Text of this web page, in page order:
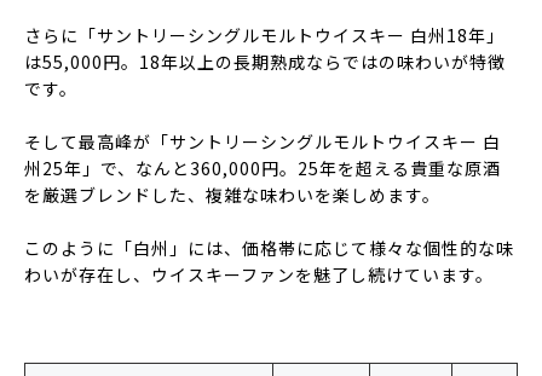
さらに「サントリーシングルモルトウイスキー 白州18年」
は55,000円。18年以上の長期熟成ならではの味わいが特徴
です。
そして最高峰が「サントリーシングルモルトウイスキー 白
州25年」で、なんと360,000円。25年を超える貴重な原酒
を厳選ブレンドした、複雑な味わいを楽しめます。
このように「白州」には、価格帯に応じて様々な個性的な味
わいが存在し、ウイスキーファンを魅了し続けています。